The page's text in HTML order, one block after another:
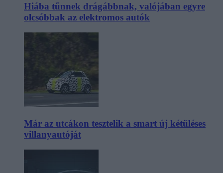
Hiába tűnnek drágábbnak, valójában egyre
olcsóbbak az elektromos autók
Már az utcákon tesztelik a smart új kétüléses
villanyautóját